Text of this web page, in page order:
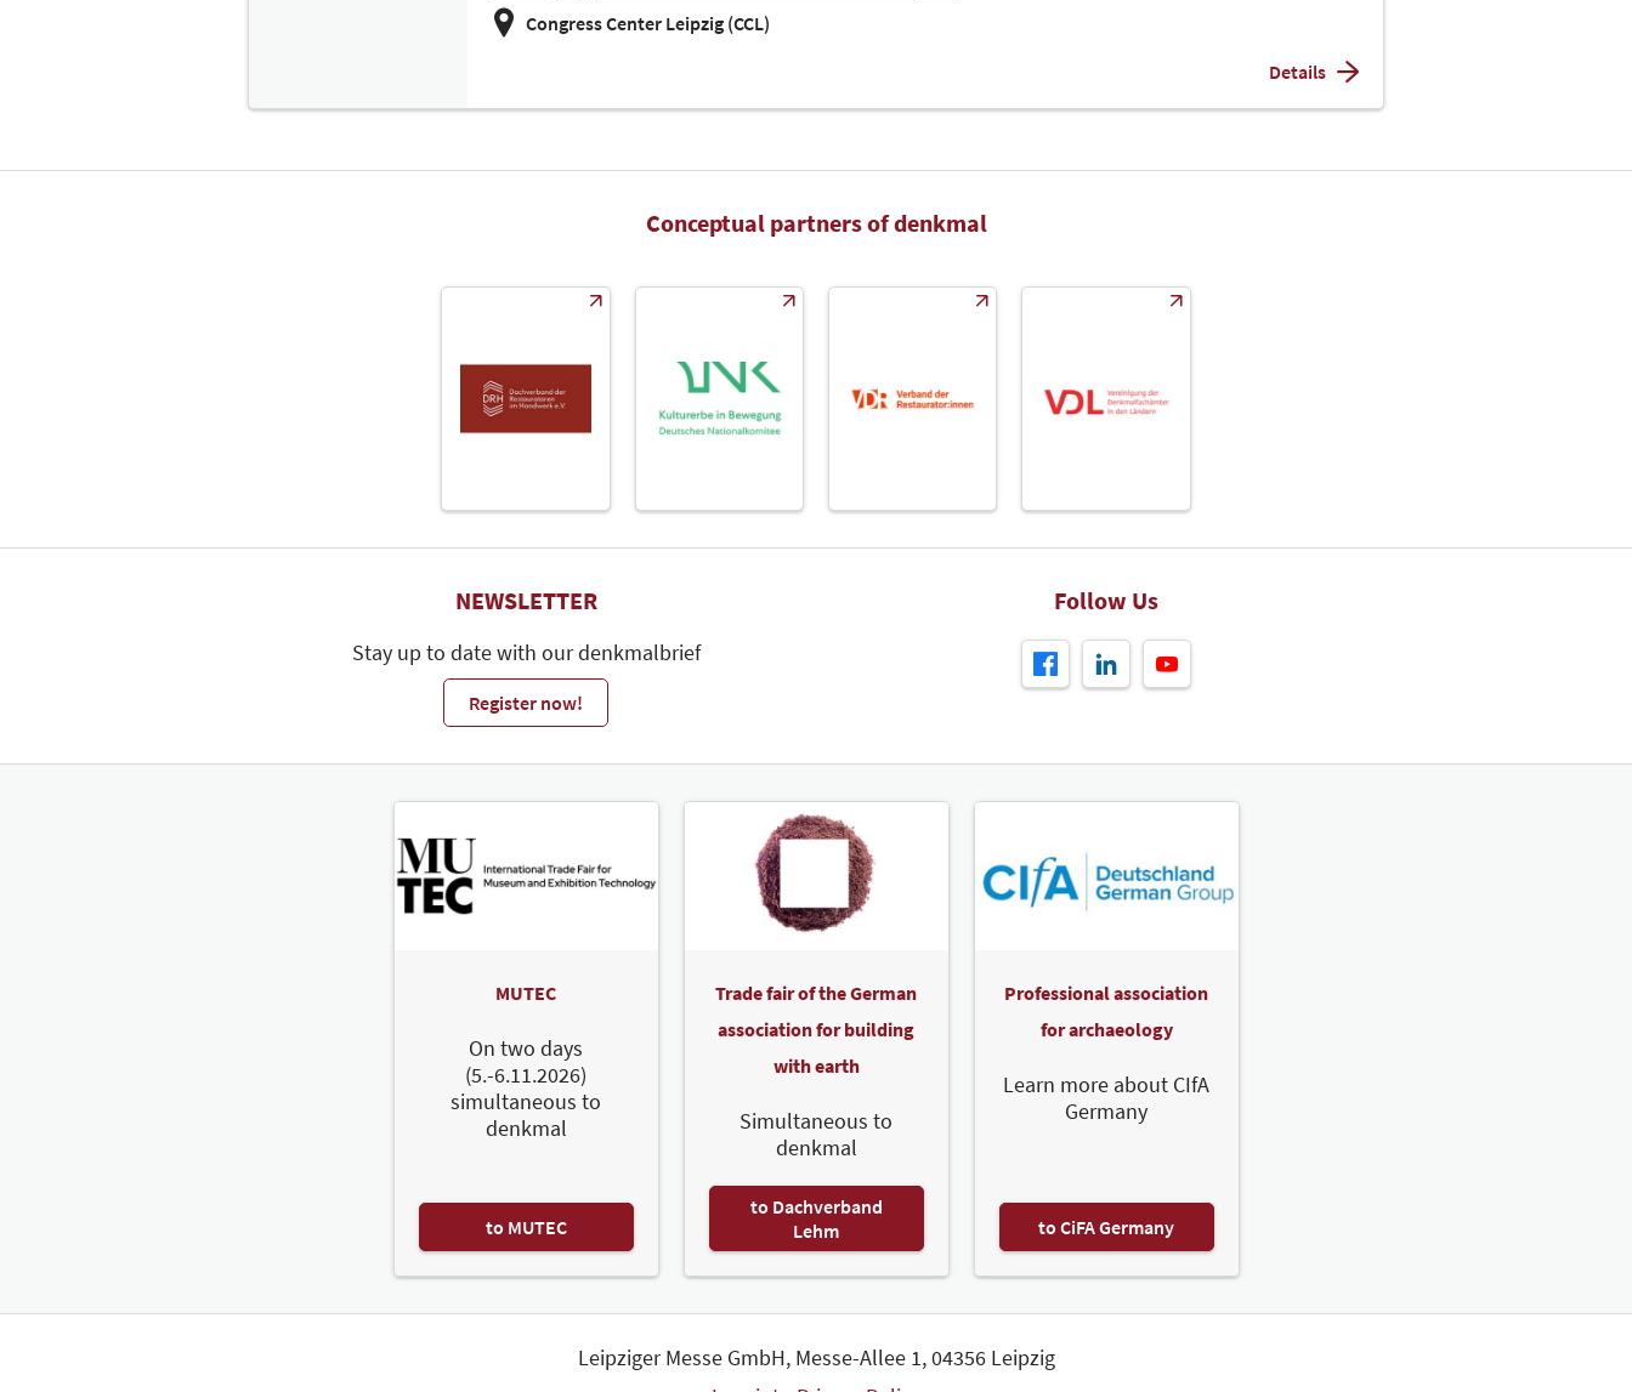
Congress Center Leipzig (CCL)
Details
Conceptual partners of denkmal
NEWSLETTER
Stay up to date with our denkmalbrief
Register now!
Follow Us
MUTEC
On two days
(5.-6.11.2026)
simultaneous to
denkmal
to MUTEC
Trade fair of the German
association for building
with earth
Simultaneous to
denkmal
to Dachverband
Lehm
Professional association
for archaeology
Learn more about CIfA
Germany
to CiFA Germany
Leipziger Messe GmbH, Messe-Allee 1, 04356 Leipzig